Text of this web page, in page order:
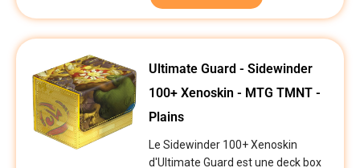
Ultimate Guard - Sidewinder
100+ Xenoskin - MTG TMNT -
Plains
Le Sidewinder 100+ Xenoskin
d'Ultimate Guard est une deck box